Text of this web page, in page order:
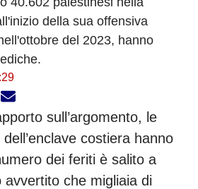
della sua offensiva
del 2023, hanno
sull’argomento, le
costiera hanno
dei feriti è salito a
avvertito che migliaia di